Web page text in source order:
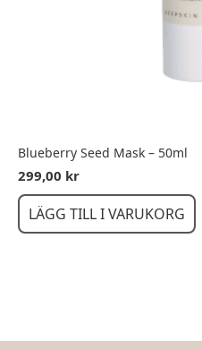
Blueberry Seed Mask – 50ml
299,00 kr
LÄGG TILL I VARUKORG